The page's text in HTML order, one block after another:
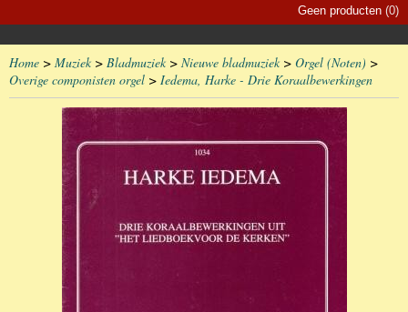
Geen producten (0)
Home > Muziek> Bladmuziek> Nieuwe bladmuziek> Orgel (Noten) >
Overige componisten orgel > Iedema, Harke - Drie Koraalbewerkingen